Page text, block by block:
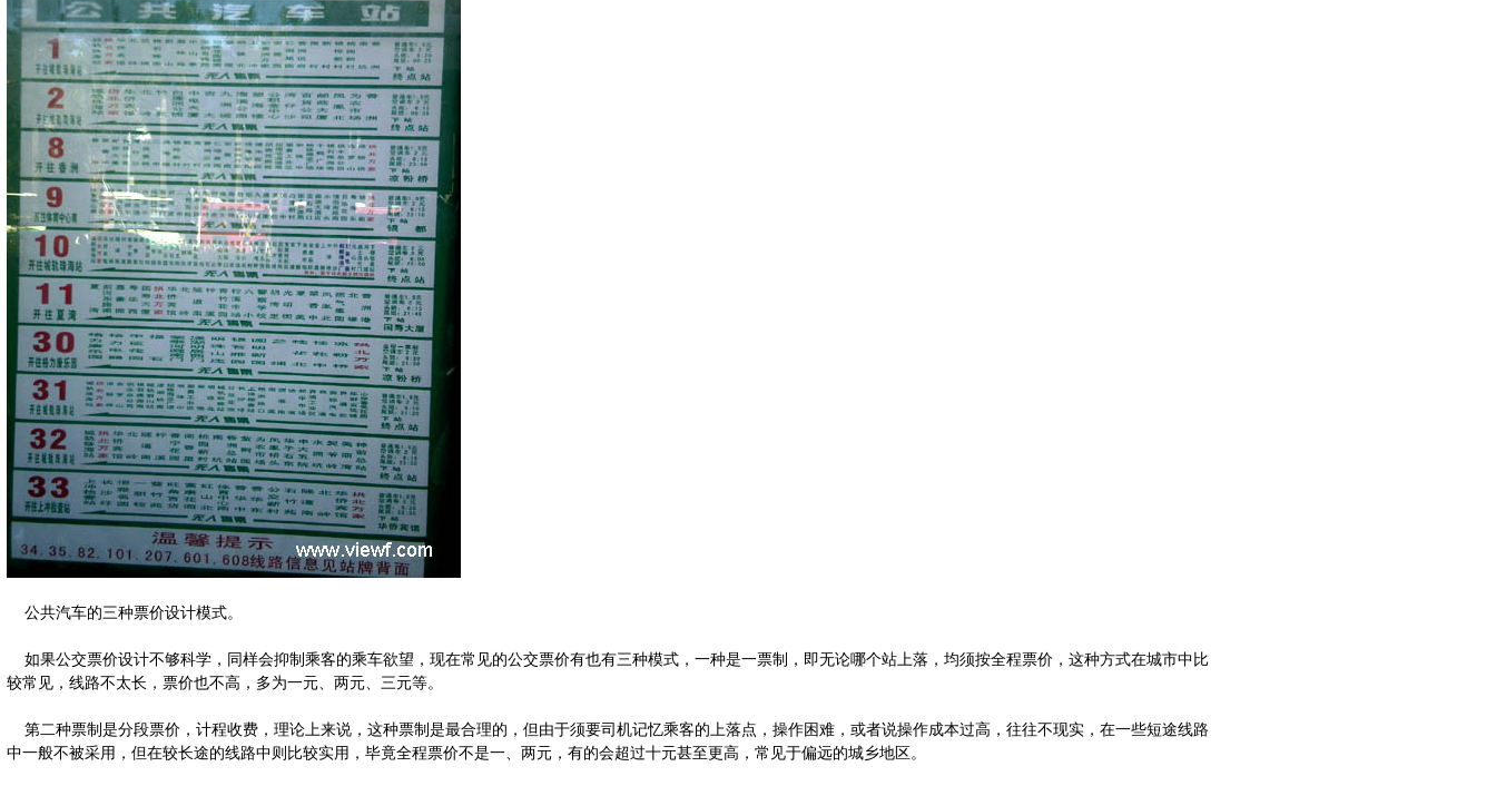
公共汽车的三种票价设计模式。
如果公交票价设计不够科学，同样会抑制乘客的乘车欲望，现在常见的公交票价有也有三种模式，一种是一票制，即无论哪个站上落，均须按全程票价，这种方式在城市中比
较常见，线路不太长，票价也不高，多为一元、两元、三元等。
第二种票制是分段票价，计程收费，理论上来说，这种票制是最合理的，但由于须要司机记忆乘客的上落点，操作困难，或者说操作成本过高，往往不现实，在一些短途线路
中一般不被采用，但在较长途的线路中则比较实用，毕竟全程票价不是一、两元，有的会超过十元甚至更高，常见于偏远的城乡地区。